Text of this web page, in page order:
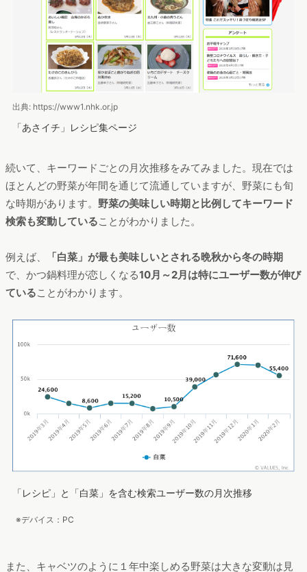
出典: https://www1.nhk.or.jp
「あさイチ」レシピ集ページ
続いて、キーワードごとの月次推移をみてみました。現在では
ほとんどの野菜が年間を通じて流通していますが、野菜にも旬
な時期があります。 野菜の美味しい時期と比例してキーワード
検索も変動していることがわかりました。
例えば、
「白菜」が最も美味しいとされる晩秋から冬の時期
で、かつ鍋料理が恋しくなる10月～2月は特にユーザー数が伸び
ていることがわかります。
「レシピ」と「白菜」を含む検索ユーザー数の月次推移
※デバイス：PC
また、キャベツのように１年中楽しめる野菜は大きな変動は見